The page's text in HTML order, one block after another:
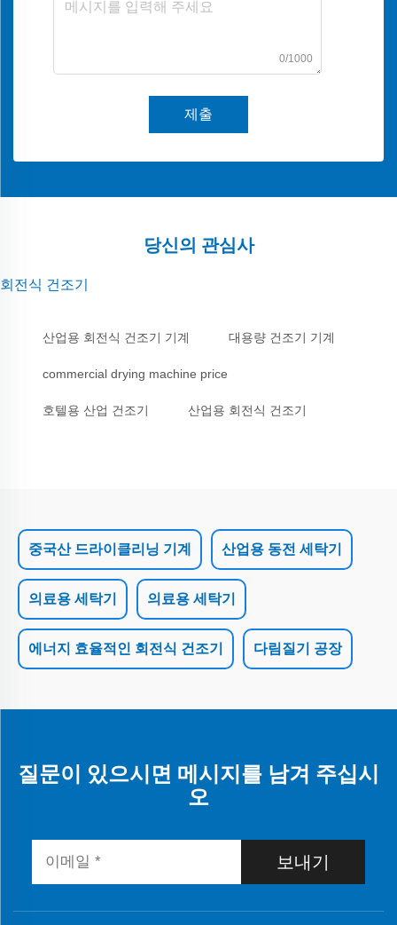
0/1000
제출
당신의 관심사
회전식 건조기
산업용 회전식 건조기 기계 대용량 건조기 기계
commercial drying machine price
호텔용 산업 건조기 산업용 회전식 건조기
중국산 드라이클리닝 기계 산업용 동전 세탁기
의료용 세탁기 의료용 세탁기
에너지 효율적인 회전식 건조기 다림질기 공장
질문이 있으시면 메시지를 남겨 주십시
오
보내기